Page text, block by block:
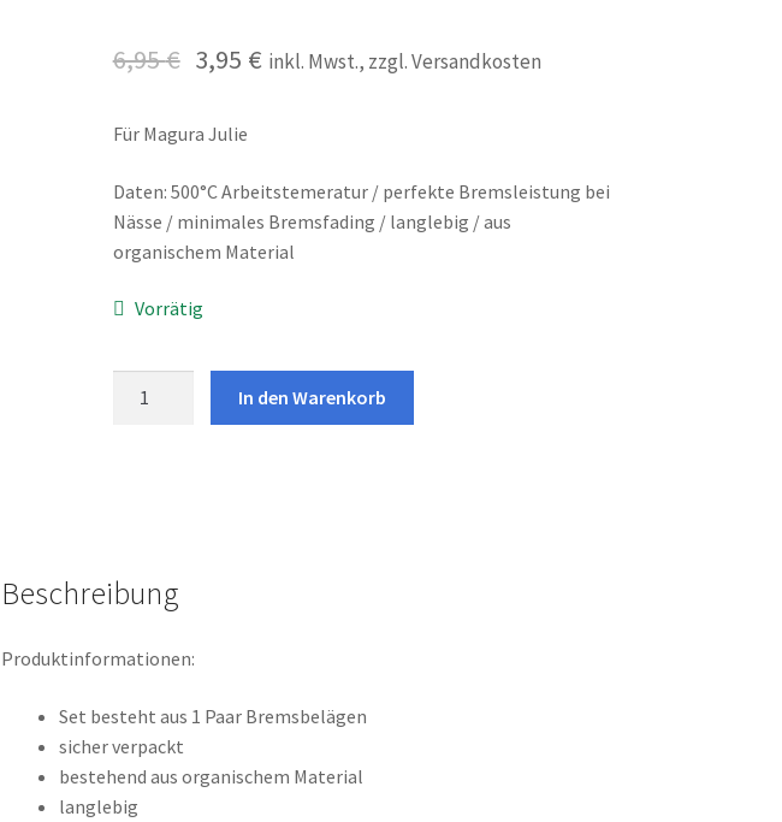
6,95€ 3,95 € inkl. Mwst., zzgl. Versandkosten
Für Magura Julie
Daten: 500°C Arbeitstemeratur / perfekte Bremsleistung bei
Nässe / minimales Bremsfading / langlebig / aus
organischem Material
Vorrätig
Menge
In den Warenkorb
Beschreibung
Produktinformationen:
Set besteht aus 1 Paar Bremsbelägen
sicher verpackt
bestehend aus organischem Material
langlebig